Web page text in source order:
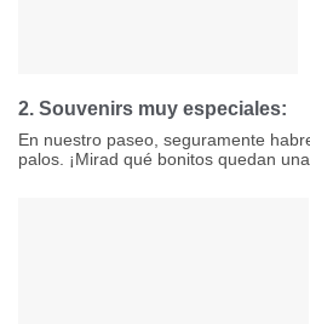
2. Souvenirs muy especiales:
En nuestro paseo, seguramente
palos. ¡Mirad qué bonitos quedan